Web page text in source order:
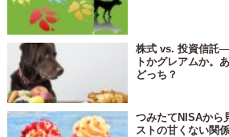
株式 vs. 投資信託
トかグレアムか。
どっち？
つみたてNISAから
ストの甘くない関係